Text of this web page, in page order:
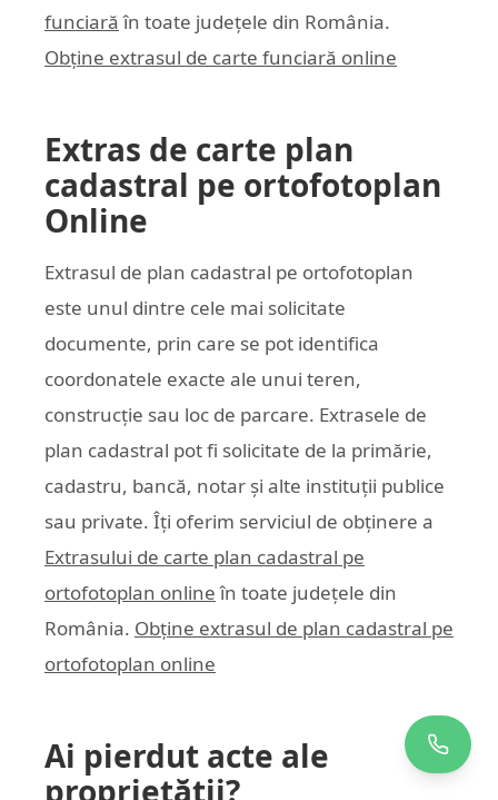
funciară în toate județele din România.
Obține extrasul de carte funciară online
Extras de carte plan
cadastral pe ortofotoplan
Online
Extrasul de plan cadastral pe ortofotoplan
este unul dintre cele mai solicitate
documente, prin care se pot identifica
coordonatele exacte ale unui teren,
construcție sau loc de parcare. Extrasele de
plan cadastral pot fi solicitate de la primărie,
cadastru, bancă, notar și alte instituții publice
sau private. Îți oferim serviciul de obținere a
Extrasului de carte plan cadastral pe
ortofotoplan online în toate județele din
România. Obține extrasul de plan cadastral pe
ortofotoplan online
Ai pierdut acte ale
proprietății?